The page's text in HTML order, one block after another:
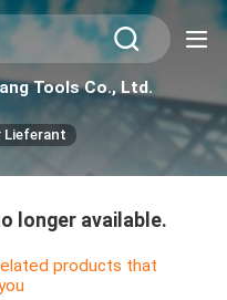
Tools Co., Ltd.
Lieferant
longer available.
products that